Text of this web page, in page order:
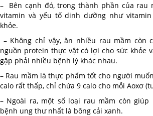
– Bên cạnh đó, trong thành phần của rau
vitamin và yếu tố dinh dưỡng như
khỏe.
– Không chỉ vậy, ăn nhiều rau mầm còn
nguồn protein thực vật có lợi cho sức khỏe
gặp phải nhiều bệnh lý khác nhau.
– Rau mầm là thực phẩm tốt cho người
calo rất thấp, chỉ chứa 9 calo cho mỗi Aoxơ
– Ngoài ra, một số loại rau mầm còn giúp
bệnh ung thư nhất là bông cải xanh.